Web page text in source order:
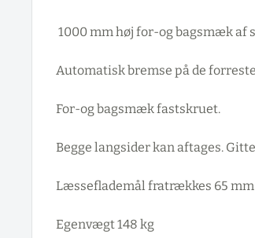
1000 mm høj for-og bagsmæk af
Automatisk bremse på de
For-og bagsmæk fastskruet.
Begge langsider kan aftages.
Læsseflademål fratrækkes 65
Egenvægt 148 kg